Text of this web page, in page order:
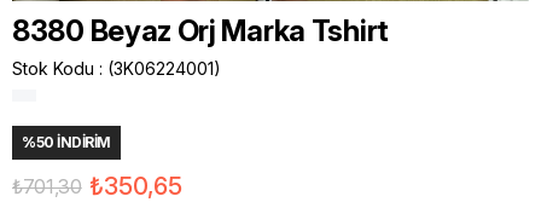
8380 Beyaz Orj Marka Tshirt
Stok Kodu (3K06224001)
%50 İNDIRIM
₺701,30 ₺350,65